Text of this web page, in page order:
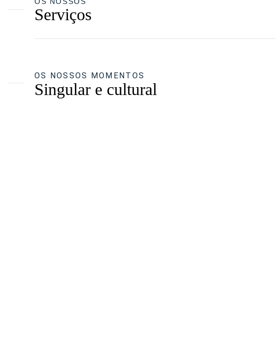
Serviços
OS NOSSOS MOMENTOS
Singular e cultural